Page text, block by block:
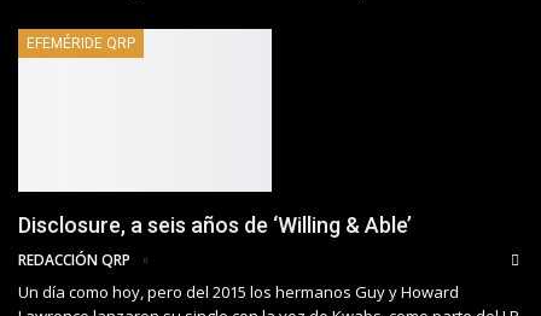
EFEMÉRIDE QRP
Disclosure, a seis años de ‘Willing & Able’
REDACCIÓN QRP
Un día como hoy, pero del 2015 los hermanos Guy y Howard